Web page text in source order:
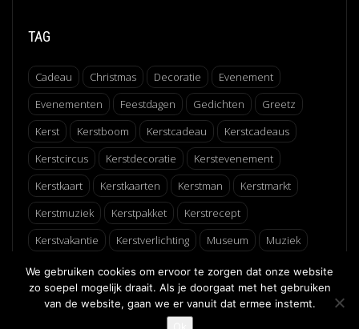
TAG
Cadeau Christmas Decoratie
Evenement
Evenementen
Feestdagen Gedichten
Greetz
Kerst
Kerstboom Kerstcadeau
Kerstcadeaus
Kerstcircus
Kerstdecoratie
Kerstevenement
Kerstkaart
Kerstkaarten Kerstman
Kerstmarkt
Kerstmuziek
Kerstpakket
Kerstrecept
Kerstvakantie
Kerstverlichting Museum
Muziek
Recept
Schaatsen Winter Winterfair
We gebruiken cookies om ervoor te zorgen dat onze website
zo soepel mogelijk draait. Als je doorgaat met het gebruiken
van de website, gaan we er vanuit dat ermee instemt.